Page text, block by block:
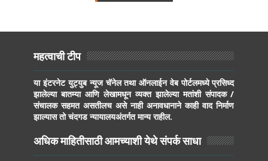
महत्वाची टीप
या इंटरनेट युट्युब न्यूज चॅनेल तथा ऑनलाईन वेब पोर्टलमध्ये प्रसिध्द
झालेल्या बातम्या आणि लेखामधून व्यक्त झालेल्या मतांशी संपादक /
संचालक सहमत असतीलच असे नाही अनावधानाने काही वाद निर्माण
झाल्यास तो चंदगड न्यायालयअंतर्गत मान्य राहील.
अधिक माहितीसाठी आमच्याशी येथे संपर्क साधा